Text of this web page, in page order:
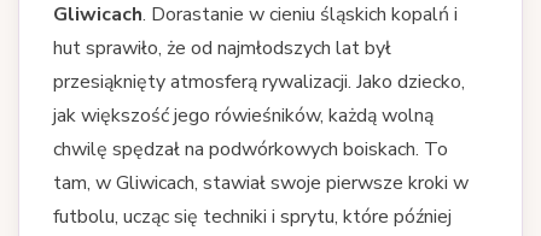
Gliwicach. Dorastanie w cieniu śląskich kopalń i
hut sprawiło, że od najmłodszych lat był
przesiąknięty atmosferą rywalizacji. Jako dziecko,
jak większość jego rówieśników, każdą wolną
chwilę spędzał na podwórkowych boiskach. To
tam, w Gliwicach, stawiał swoje pierwsze kroki w
futbolu, ucząc się techniki i sprytu, które później